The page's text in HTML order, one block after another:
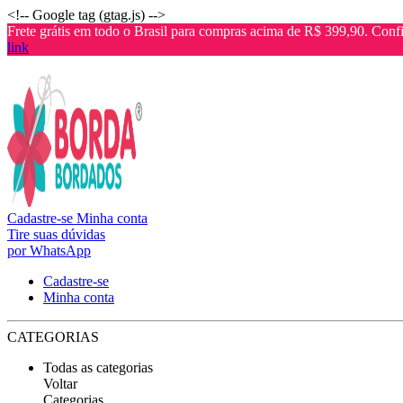
<!-- Google tag (gtag.js) -->
Frete grátis em todo o Brasil para compras acima de R$ 399,90.
link
Cadastre-se Minha conta
Tire suas dúvidas
por WhatsApp
Cadastre-se
Minha conta
CATEGORIAS
Todas as categorias
Voltar
Categorias